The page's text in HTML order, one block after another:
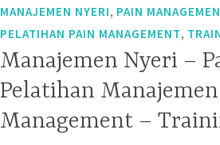
MANAJEMEN NYERI, PAIN
PELATIHAN PAIN MANAGEMENT,
Manajemen Nyeri –
Pelatihan
Management –